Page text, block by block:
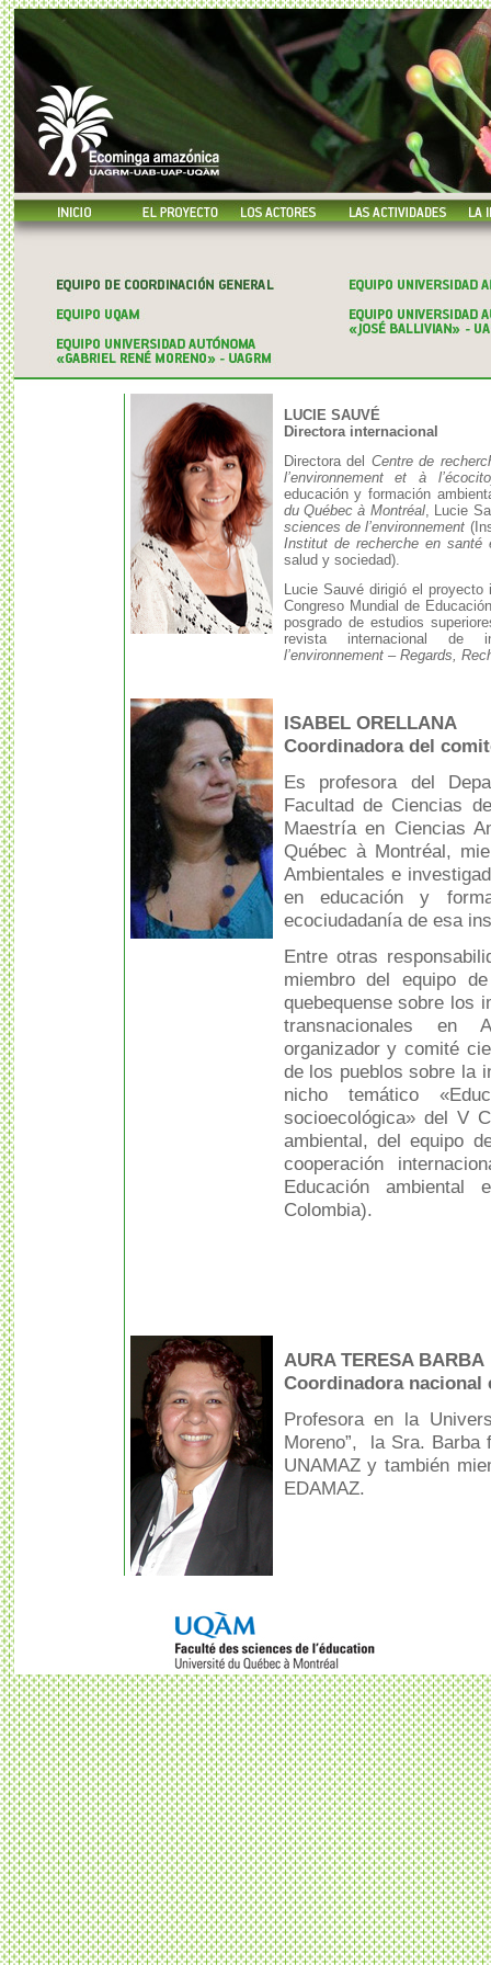
LUCIE SAUVÉ
Directora internacional
Directora del Centre de
l’environnement et à
educación y formación
du Québec à Montréal, Lucie
sciences de l’environnement
Institut de recherche en
salud y sociedad).
Lucie Sauvé dirigió el
Congreso Mundial de
posgrado de estudios
revista internacional de
l’environnement – Regards,
ISABEL ORELLANA
Coordinadora del
Es profesora del
Facultad de Ciencias
Maestría en Ciencias
Québec à Montréal,
Ambientales e
en educación y
ecociudadanía de esa
Entre otras
miembro del equipo
quebequense sobre los
transnacionales en
organizador y comité
de los pueblos sobre la
nicho temático
socioecológica» del V
ambiental, del equipo
cooperación
Educación ambiental
Colombia).
AURA TERESA BARBA
Coordinadora nacional
Profesora en la
Moreno”, la Sra. Barba
UNAMAZ y también
EDAMAZ.